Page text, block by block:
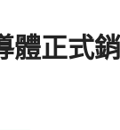
體正式